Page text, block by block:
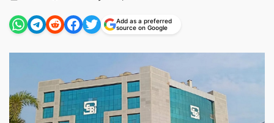
Add as a preferred
source on Google